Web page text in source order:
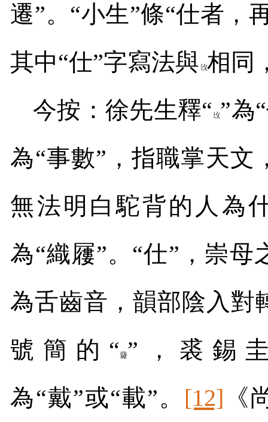
遷”。 “小生”條“仕者，
其中“仕”字寫法與 相同
今按：徐先生釋“ ”為“
為“事數” ，指職掌天
無法明白駝背的人為
為“織屨”。 “仕” ，崇
為舌齒音，韻部陰入對
號簡的“ ”，裘錫
為“戴”或“載”。 [12] 《